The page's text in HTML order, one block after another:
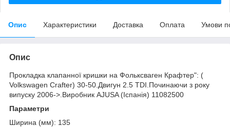
Опис Характеристики Доставка Оплата Умови
Опис
Прокладка клапанної кришки на Фольксваген Крафтер": (
Volkswagen Crafter) 30-50.Двигун 2.5 TDI.Починаючи з року
випуску 2006->.Виробник AJUSA (Іспанія) 11082500
Параметри
Ширина (мм): 135